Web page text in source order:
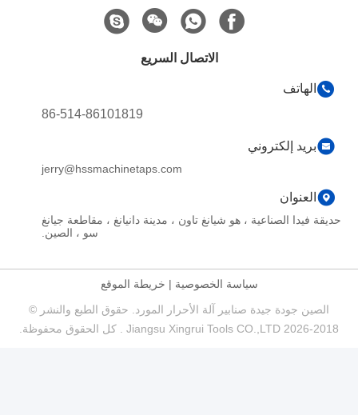
الاتصال السريع
الهاتف
86-514-86101819
بريد إلكتروني
jerry@hssmachinetaps.com
العنوان
حديقة فيدا الصناعية ، هو شيانغ تاون ، مدينة دانيانغ ، مقاطعة جيانغ
سو ، الصين.
سياسة الخصوصية|خريطة الموقع
الصين جودة جيدة صنابير آلة الأحرار المورد. حقوق الطبع والنشر ©
2018-2026 Jiangsu Xingrui Tools CO.,LTD . كل الحقوق محفوظة.